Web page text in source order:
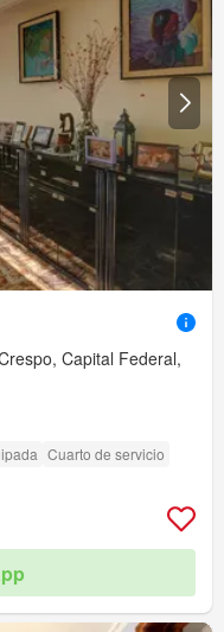
Capital Federal,
Cuarto de servicio